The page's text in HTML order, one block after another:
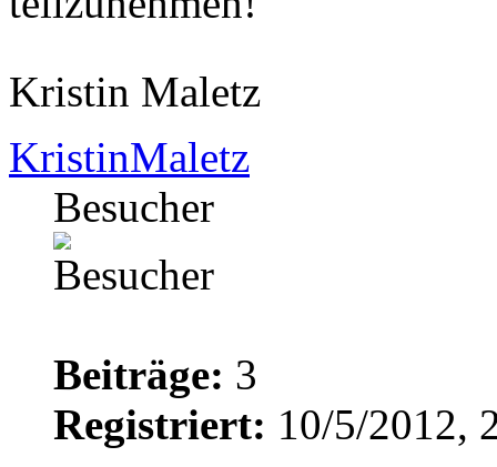
Kristin Maletz
KristinMaletz
Besucher
Beiträge: 3
Registriert: 10/5/2012,